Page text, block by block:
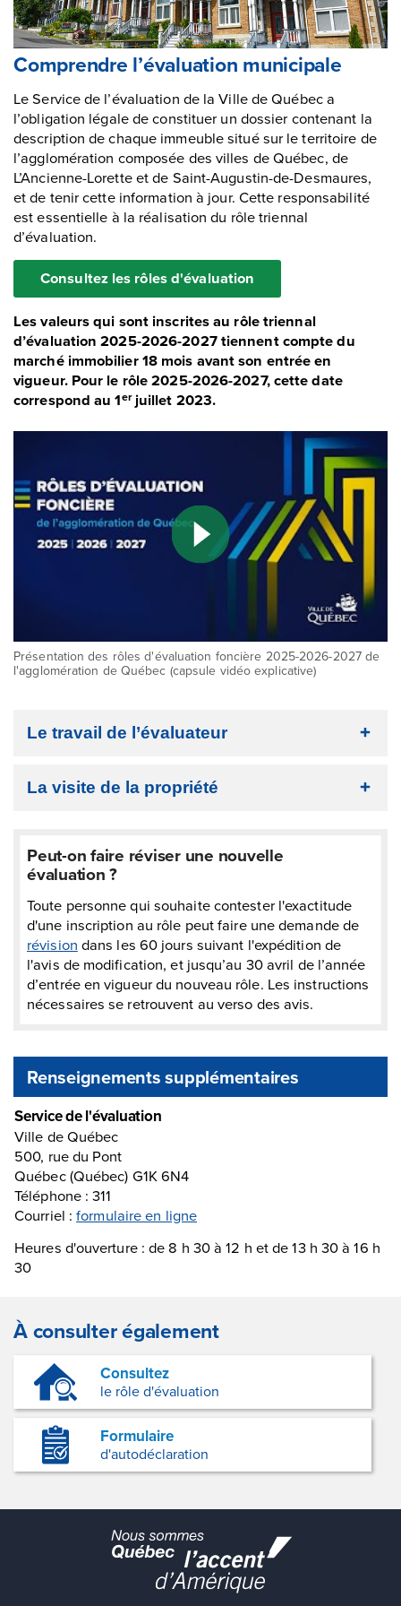
Comprendre l’évaluation municipale
Le Service de l’évaluation de la Ville de Québec a
l’obligation légale de constituer un dossier contenant la
description de chaque immeuble situé sur le territoire de
l’agglomération composée des villes de Québec, de
L’Ancienne-Lorette et de Saint-Augustin-de-Desmaures,
et de tenir cette information à jour. Cette responsabilité
est essentielle à la réalisation du rôle triennal
d’évaluation.
Consultez les rôles d'évaluation
Les valeurs qui sont inscrites au rôle triennal
d’évaluation 2025-2026-2027 tiennent compte du
marché immobilier 18 mois avant son entrée en
vigueur. Pour le rôle 2025-2026-2027, cette date
correspond au 1erjuillet 2023.
Présentation des rôles d'évaluation foncière 2025-2026-2027 de
l'agglomération de Québec (capsule vidéo explicative)
Le travail de l’évaluateur
La visite de la propriété
Peut-on faire réviser une nouvelle
évaluation ?
Toute personne qui souhaite contester l'exactitude
d'une inscription au rôle peut faire une demande de
révision dans les 60 jours suivant l'expédition de
l'avis de modification, et jusqu’au 30 avril de l’année
d’entrée en vigueur du nouveau rôle. Les instructions
nécessaires se retrouvent au verso des avis.
Renseignements supplémentaires
Service de l'évaluation
Ville de Québec
500, rue du Pont
Québec (Québec) G1K 6N4
Téléphone : 311
Courriel :formulaire en ligne
Heures d'ouverture : de 8 h 30 à 12 h et de 13 h 30 à 16 h
30
À consulter également
Consultez
le rôle d'évaluation
Formulaire
d'autodéclaration